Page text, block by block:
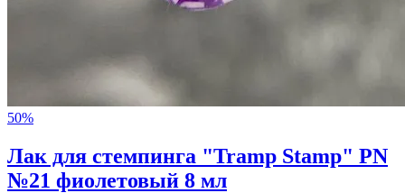
50%
Лак для стемпинга "Tramp Stamp" PN
№21 фиолетовый 8 мл